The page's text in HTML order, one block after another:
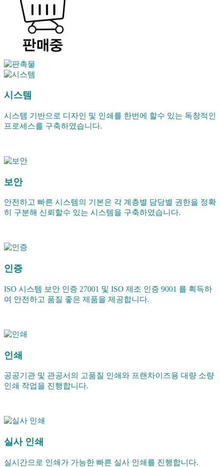
시스템
시스템 기반으로 디자인 및 인쇄를 한번에 할수 있는 독창적인
프로세스를 구축하였습니다.
보안
안전하고 빠른 시스템의 기본은 각 계층별 담당별 권한을 정확
히 구분해 신뢰할수 있는 시스템을 구축하였습니다.
인증
ISO 시스템 보안 인증 27001 및 ISO 제조 인증 9001 를 획득하
여 안전하고 품질 좋은 제품을 제공합니다.
인쇄
공공기관 및 관공서의 고품질 인쇄와 프랜차이즈용 대량 소량
인쇄 작업을 진행합니다.
실사 인쇄
실시간으로 인쇄가 가능한 빠른 실사 인쇄를 진행합니다.